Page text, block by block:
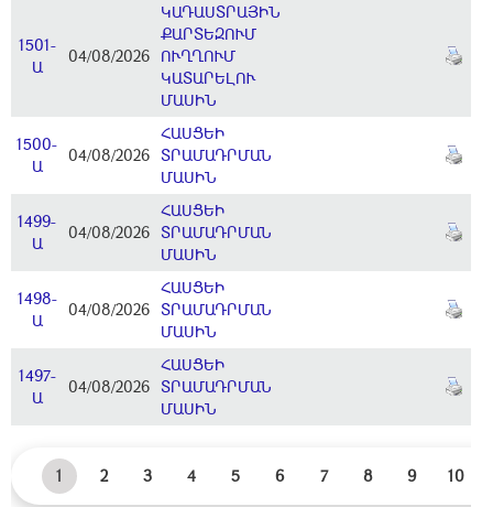
1501-
Ա
04/08/2026
ԿԱԴԱՍՏՐԱՅԻՆ
ՔԱՐՏԵԶՈՒՄ
ՈՒՂՂՈՒՄ
ԿԱՏԱՐԵԼՈՒ
ՄԱՍԻՆ
1500-
Ա
04/08/2026
ՀԱՍՑԵԻ
ՏՐԱՄԱԴՐՄԱՆ
ՄԱՍԻՆ
1499-
Ա
04/08/2026
ՀԱՍՑԵԻ
ՏՐԱՄԱԴՐՄԱՆ
ՄԱՍԻՆ
1498-
Ա
04/08/2026
ՀԱՍՑԵԻ
ՏՐԱՄԱԴՐՄԱՆ
ՄԱՍԻՆ
1497-
Ա
04/08/2026
ՀԱՍՑԵԻ
ՏՐԱՄԱԴՐՄԱՆ
ՄԱՍԻՆ
1 2 3 4 5 6 7 8 9 10